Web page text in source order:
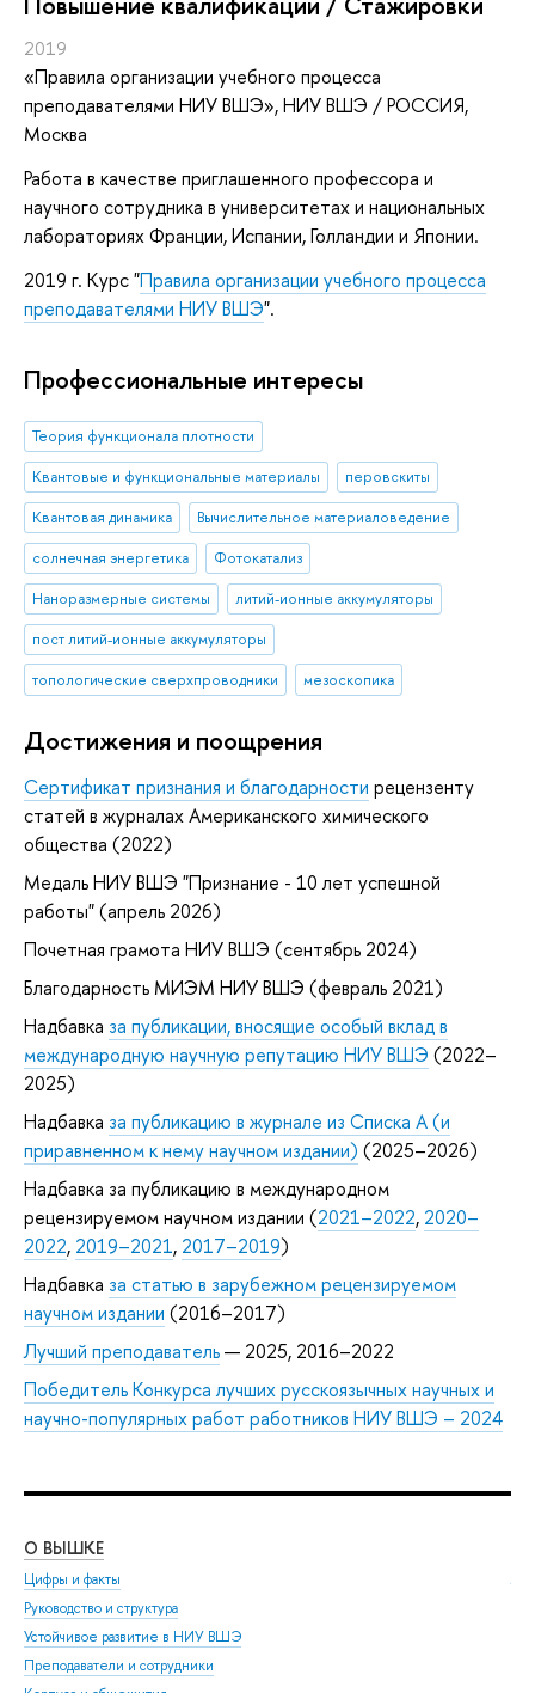
2019
«Правила организации учебного процесса
преподавателями НИУ ВШЭ», НИУ ВШЭ / РОССИЯ,
Москва
Работа в качестве приглашенного профессора и
научного сотрудника в университетах и национальных
лабораториях Франции, Испании, Голландии и Японии.
2019 г. Курс "Правила организации учебного процесса
преподавателями НИУ ВШЭ".
Профессиональные интересы
Теория функционала плотности
Квантовые и функциональные материалы
перовскиты
Квантовая динамика
Вычислительное материаловедение
солнечная энергетика
Фотокатализ
Наноразмерные системы
литий-ионные аккумуляторы
пост литий-ионные аккумуляторы
топологические сверхпроводники
мезоскопика
Достижения и поощрения
Сертификат признания и благодарности рецензенту
статей в журналах Американского химического
общества (2022)
Медаль НИУ ВШЭ "Признание - 10 лет успешной
работы" (апрель 2026)
Почетная грамота НИУ ВШЭ (сентябрь 2024)
Благодарность МИЭМ НИУ ВШЭ (февраль 2021)
Надбавка за публикации, вносящие особый вклад в
международную научную репутацию НИУ ВШЭ (2022–
2025)
Надбавка за публикацию в журнале из Списка А (и
приравненном к нему научном издании) (2025–2026)
Надбавка за публикацию в международном
рецензируемом научном издании (2021–2022, 2020–
2022, 2019–2021, 2017–2019)
Надбавка за статью в зарубежном рецензируемом
научном издании (2016–2017)
Лучший преподаватель— 2025, 2016–2022
Победитель Конкурса лучших русскоязычных научных и
научно-популярных работ работников НИУ ВШЭ – 2024
О ВЫШКЕ
Цифры и факты
Руководство и структура
Устойчивое развитие в НИУ ВШЭ
Преподаватели и сотрудники